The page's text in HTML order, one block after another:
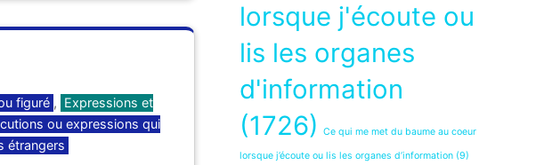
figuré , Expressions et
ou expressions qui
étrangers
lorsque j'écoute ou
lis les organes
d'information
(1726)
Ce qui me met du baume au coeur
lorsque j’écoute ou lis les organes d’information (9)